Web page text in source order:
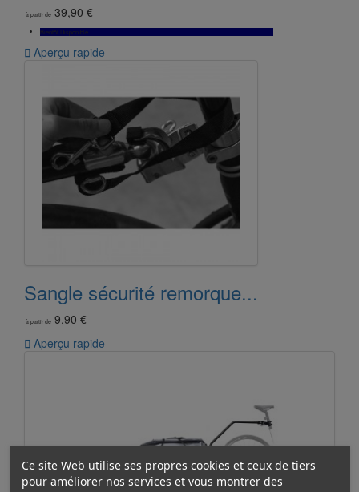
à partir de 39,90 €
Bientôt Disponible
 Aperçu rapide
Sangle sécurité remorque...
à partir de 9,90 €
 Aperçu rapide
Ce site Web utilise ses propres cookies et ceux de tiers
pour améliorer nos services et vous montrer des